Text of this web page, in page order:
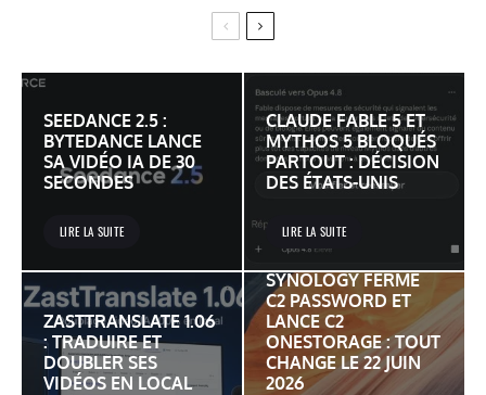
SEEDANCE 2.5 :
BYTEDANCE LANCE
SA VIDÉO IA DE 30
SECONDES
LIRE LA SUITE
CLAUDE FABLE 5 ET
MYTHOS 5 BLOQUÉS
PARTOUT : DÉCISION
DES ÉTATS-UNIS
LIRE LA SUITE
ZASTTRANSLATE 1.06
: TRADUIRE ET
DOUBLER SES
VIDÉOS EN LOCAL
SYNOLOGY FERME
C2 PASSWORD ET
LANCE C2
ONESTORAGE : TOUT
CHANGE LE 22 JUIN
2026